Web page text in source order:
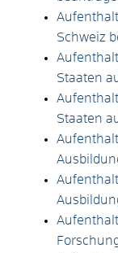
Schweiz
Staaten
Staaten